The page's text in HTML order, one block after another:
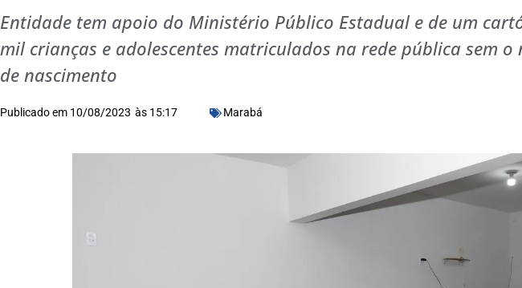
Entidade tem apoio do Ministério Público Estadual e de um
mil crianças e adolescentes matriculados na rede pública sem o
de nascimento
Publicado em 10/08/2023 às 15:17 Marabá